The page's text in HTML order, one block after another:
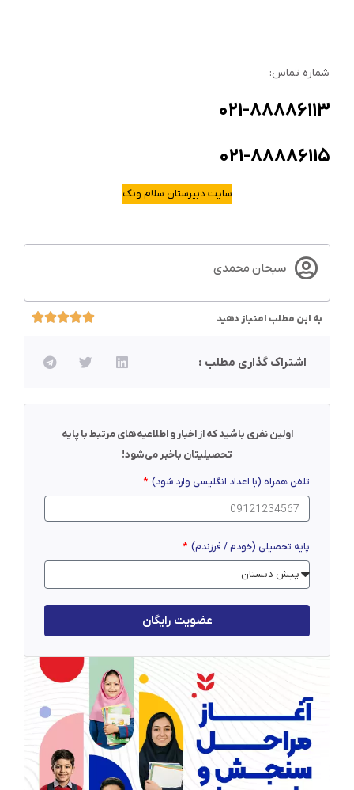
شماره تماس:
۰۲۱-۸۸۸۸۶۱۱۳
۰۲۱-۸۸۸۸۶۱۱۵
سایت دبیرستان سلام ونک
سبحان محمدی
به این مطلب امتیاز دهید
اشتراک گذاری مطلب :
اولین نفری باشید که از اخبار و اطلاعیه‌های مرتبط با پایه
تحصیلیتان باخبر می‌شود!
تلفن همراه (با اعداد انگلیسی وارد شود)
پایه تحصیلی (خودم / فرزندم)
عضویت رایگان